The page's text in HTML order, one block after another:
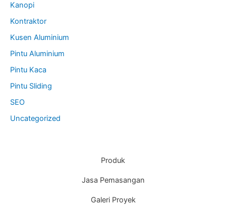
Kanopi
Kontraktor
Kusen Aluminium
Pintu Aluminium
Pintu Kaca
Pintu Sliding
SEO
Uncategorized
Produk
Jasa Pemasangan
Galeri Proyek